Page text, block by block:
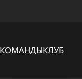
КОМАНДЫКЛУБ